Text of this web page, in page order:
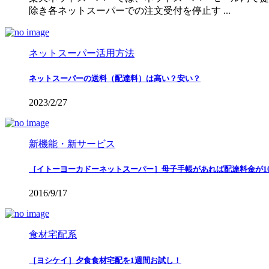
除き各ネットスーパーでの注文受付を停止す ...
ネットスーパー活用方法
ネットスーパーの送料（配達料）は高い？安い？
2023/2/27
新機能・新サービス
［イトーヨーカドーネットスーパー］母子手帳があれば配達料金が
2016/9/17
食材宅配系
［ヨシケイ］夕食食材宅配を1週間お試し！